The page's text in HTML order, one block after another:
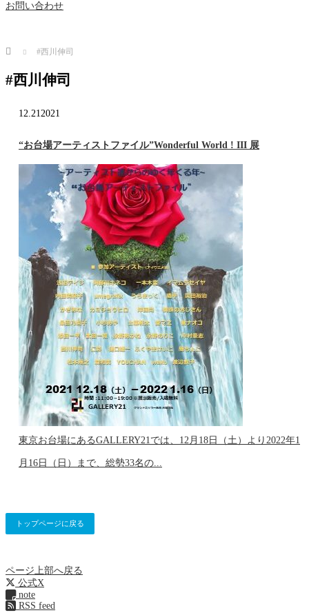
お問い合わせ
Home #西川伸司
#西川伸司
12.21 2021
“お台場アーティストファイル”Wonderful World ! III 展
東京お台場にあるGALLERY21では、12月18日（土）より2022年1
月16日（日）まで、総勢33名の...
トップページに戻る
ページ上部へ戻る
公式X
note
RSS feed